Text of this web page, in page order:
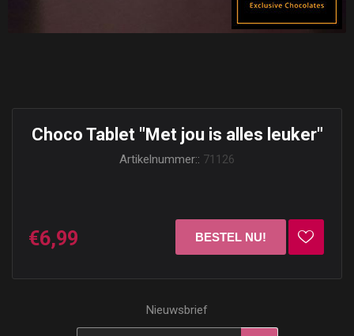
Choco Tablet "Met jou is alles leuker"
Artikelnummer:: 71126
€6,99
Nieuwsbrief